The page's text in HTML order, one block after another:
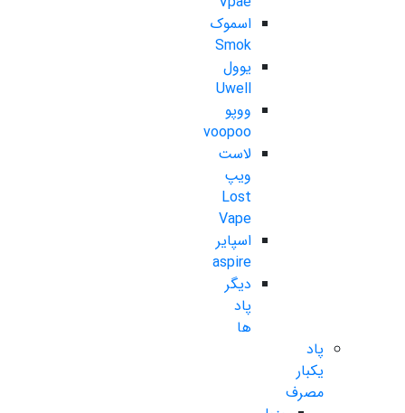
اسموک
Smok
یوول
Uwell
ووپو
voopoo
لاست
ویپ
Lost
Vape
اسپایر
aspire
دیگر
پاد
ها
پاد
یکبار
مصرف